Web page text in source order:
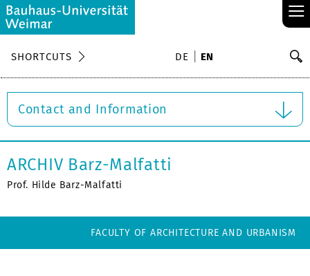
≡
SHORTCUTS DE EN
Contact and Information
ARCHIV Barz-Malfatti
Prof. Hilde Barz-Malfatti
FACULTY OF ARCHITECTURE AND URBANISM